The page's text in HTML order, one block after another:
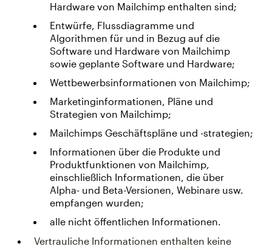
Hardware von Mailchimp enthalten sind;
Entwürfe, Flussdiagramme und
Algorithmen für und in Bezug auf die
Software und Hardware von Mailchimp
sowie geplante Software und Hardware;
Wettbewerbsinformationen von Mailchimp;
Marketinginformationen, Pläne und
Strategien von Mailchimp;
Mailchimps Geschäftspläne und -strategien;
Informationen über die Produkte und
Produktfunktionen von Mailchimp,
einschließlich Informationen, die über
Alpha- und Beta-Versionen, Webinare usw.
empfangen wurden;
alle nicht öffentlichen Informationen.
Vertrauliche Informationen enthalten keine